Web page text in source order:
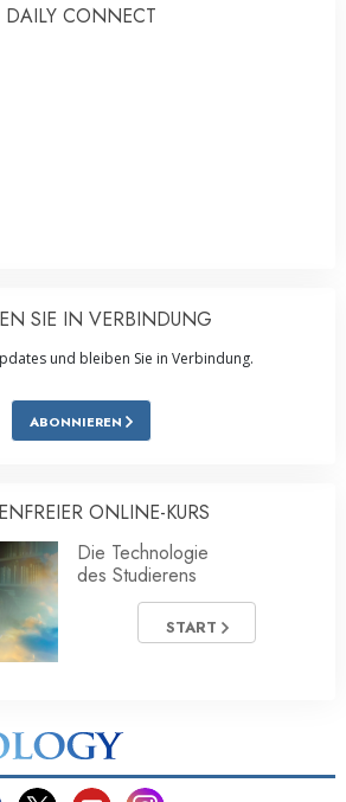
DAILY CONNECT
SIE IN VERBINDUNG
und bleiben Sie in Verbindung.
ABONNIEREN
ONLINE-KURS
Die Technologie
des Studierens
START